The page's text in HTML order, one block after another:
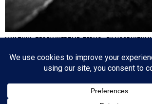
HA’AZINU: TEGELIJKERTIJD TERUG- EN
oktober 2020 begonnen: de eerste parasja van het jaar.
tegenstrijdige emoties oproepen: aan de ene kant lezen we
Since 2003 © All Rights Reserved | Foto's Robbert